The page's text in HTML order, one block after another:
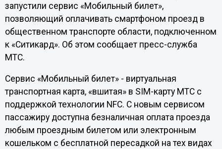
запустили сервис «Мобильный билет»,
позволяющий оплачивать смартфоном проезд в
общественном транспорте области, подключенном
к «Ситикард». Об этом сообщает пресс-служба
МТС.
Сервис «Мобильный билет» - виртуальная
транспортная карта, «вшитая» в SIM-карту МТС с
поддержкой технологии NFC. С новым сервисом
пассажиру доступна безналичная оплата проезда
любым проездным билетом или электронным
кошельком с бесплатной пересадкой на тех видах